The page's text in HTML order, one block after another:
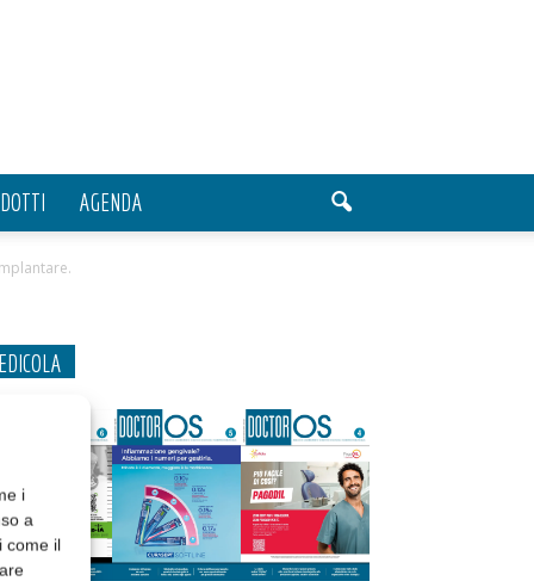
i
a
come il
AGENDA
EDICOLA